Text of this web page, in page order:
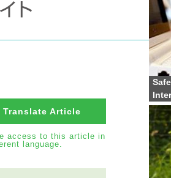
Translate Article
access to this article in
language.